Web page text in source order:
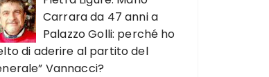
Carrara da 47 anni a
Palazzo Golli: perché ho
di aderire al partito del
Vannacci?